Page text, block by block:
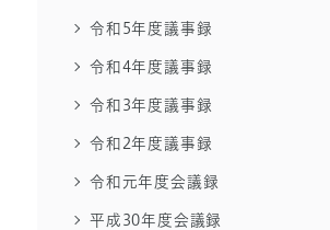
令和5年度議事録
令和4年度議事録
令和3年度議事録
令和2年度議事録
令和元年度会議録
平成30年度会議録